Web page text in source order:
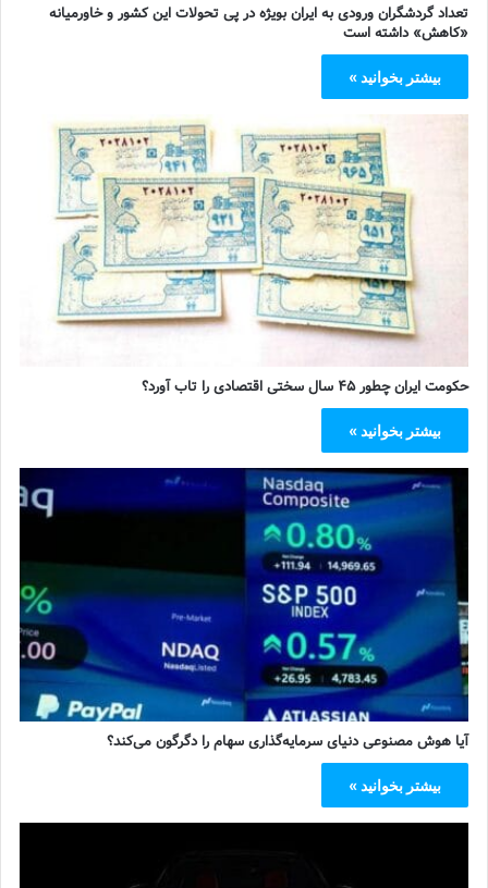
تعداد گردشگران ورودی به ایران بویژه در پی تحولات این کشور و خاورمیانه
«کاهش» داشته است
بیشتر بخوانید »
حکومت ایران چطور ۴۵ سال سختی اقتصادی را تاب آورد؟
بیشتر بخوانید »
آیا هوش مصنوعی دنیای سرمایه‌گذاری سهام را دگرگون می‌کند؟
بیشتر بخوانید »